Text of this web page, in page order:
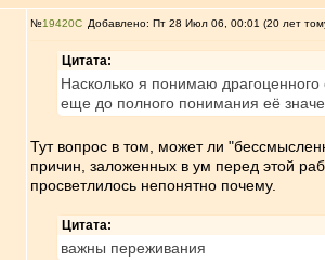
№19420 Добавлено: Пт 28 Июл 06, 00:01 (20 лет
Цитата:
Насколько я понимаю
еще до полного понимания её
Тут вопрос в том, может ли
причин, заложенных в ум перед этой
просветлилось непонятно почему.
Цитата:
важны переживания